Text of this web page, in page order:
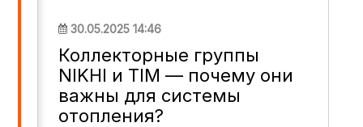
30.05.2025 14:46
Коллекторные группы
NIKHI и TIM — почему они
важны для системы
отопления?